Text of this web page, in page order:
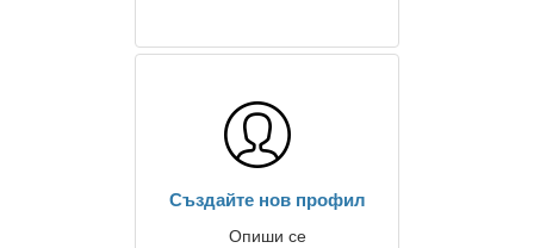
Създайте нов профил
Опиши се